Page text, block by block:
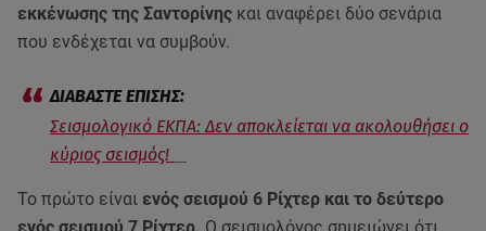
εκκένωσης της Σαντορίνης και αναφέρει δύο σενάρια
που ενδέχεται να συμβούν.
Σεισμολογικό ΕΚΠΑ: Δεν αποκλείεται να ακολουθήσει ο
κύριος σεισμός!
Το πρώτο είναι ενός σεισμού 6 Ρίχτερ και το δεύτερο